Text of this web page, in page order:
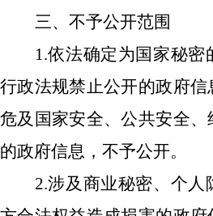
三、不予公开范围
1.依法确定为国家秘密
行政法规禁止公开的政府
危及国家安全、公共安全
的政府信息，不予公开。
2.涉及商业秘密、个